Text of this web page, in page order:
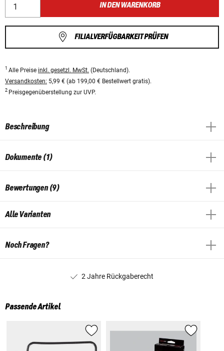
IN DEN WARENKORB
FILIALVERFÜGBARKEIT PRÜFEN
1 Alle Preise inkl. gesetzl. MwSt. (Deutschland).
Versandkosten: 5,99 € (ab 199,00 € Bestellwert gratis).
2 Preisgegenüberstellung zur UVP.
Beschreibung
Dokumente (1)
Bewertungen (9)
Alle Varianten
Noch Fragen?
2 Jahre Rückgaberecht
Passende Artikel